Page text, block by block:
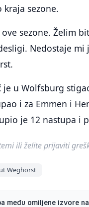
sezone.
sezone. Želim
Nedostaje
je u Wolfsburg
i za Emmen i
je 12 nastupa i
ili želite prijaviti
Weghorst
među omiljene izvore